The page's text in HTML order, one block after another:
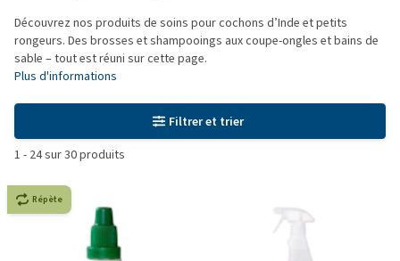
Découvrez nos produits de soins pour cochons d’Inde et petits
rongeurs. Des brosses et shampooings aux coupe-ongles et bains de
sable – tout est réuni sur cette page.
Plus d'informations
Filtrer et trier
1 - 24sur30produits
Répète